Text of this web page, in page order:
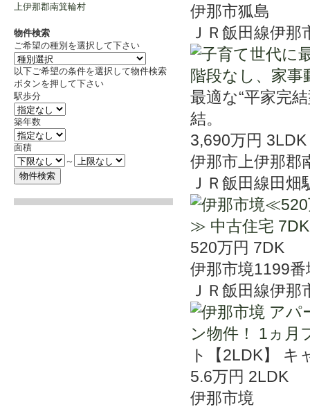
伊那市狐島
ＪＲ飯田線伊那
最適な“平家完
結。
3,690万円 3LDK
伊那市上伊那郡
ＪＲ飯田線田畑
520万円 7DK
伊那市境1199番
ＪＲ飯田線伊那
ト【2LDK】
5.6万円 2LDK
伊那市境
上伊那郡南箕輪村
物件検索
ご希望の種別を選択して下さい
以下ご希望の条件を選択して物件検索
ボタンを押して下さい
駅歩分
築年数
面積
～